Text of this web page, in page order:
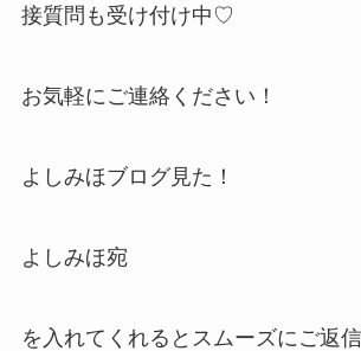
接質問も受け付け中♡
お気軽にご連絡ください！
よしみほブログ見た！
よしみほ宛
を入れてくれるとスムーズにご返